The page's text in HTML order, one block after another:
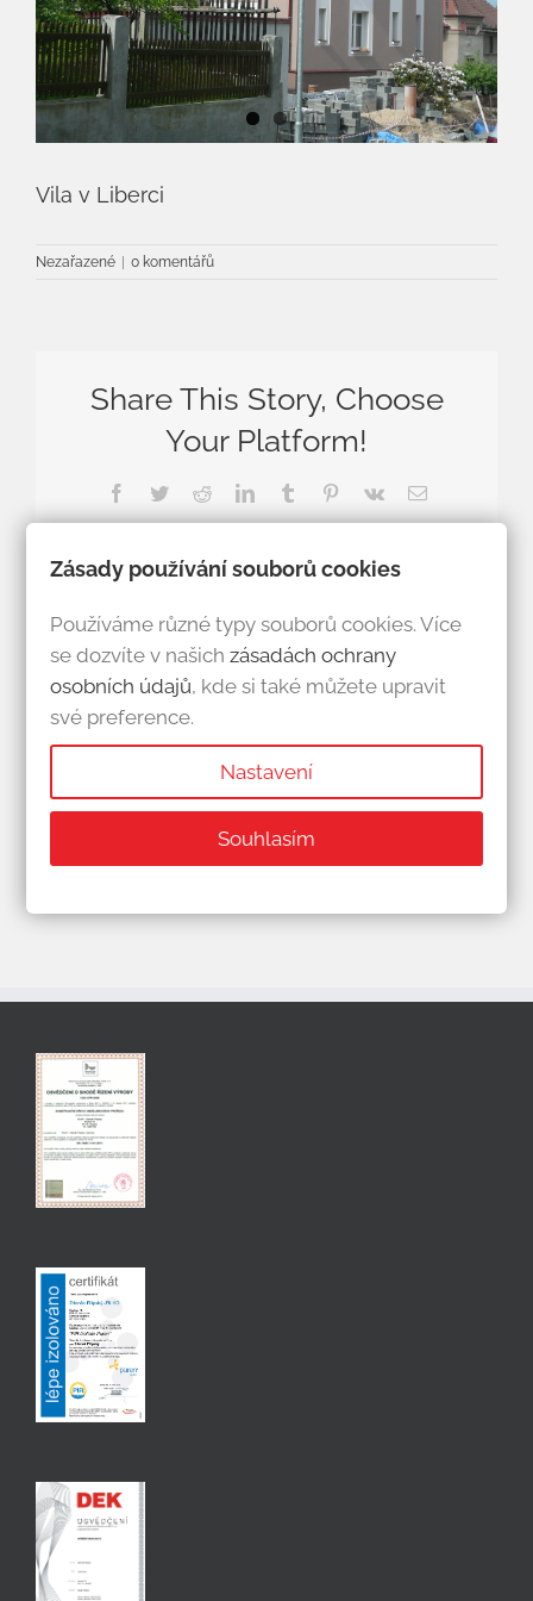
Vila v Liberci
Nezařazené 0 komentářů
Share This Story, Choose
Your Platform!
Facebook
TwitterRedditLinkedInTumblr Pinterest
Vk
E-
Podobné příspěvky
Zásady používání souborů cookies
Používáme různé typy souborů cookies. Více
se dozvíte v našichzásadách ochrany
osobních údajů, kde si také můžete upravit
své preference.
Nastavení
Souhlasím